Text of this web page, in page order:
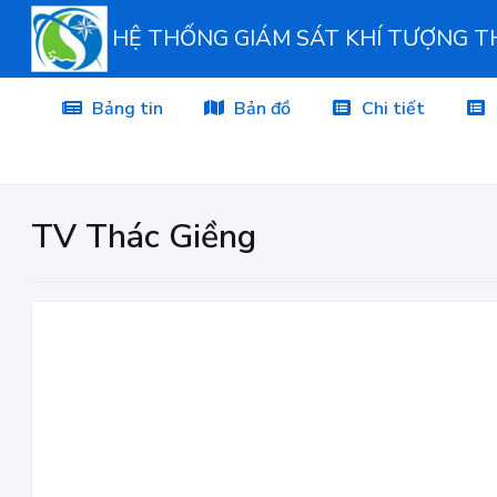
HỆ THỐNG GIÁM SÁT KHÍ TƯỢNG
Bảng tin Bản đồ Chi tiết
TV Thác Giềng